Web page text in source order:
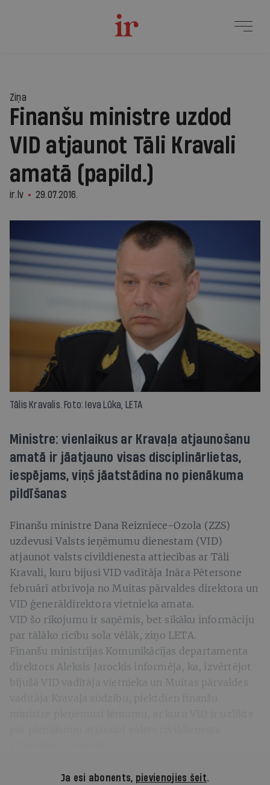
Ziņa
Finanšu ministre uzdod
VID atjaunot Tāli Kravali
amatā (papild.)
ir.lv 29.07.2016.
Tālis Kravalis. Foto: Ieva Lūka, LETA
Ministre: vienlaikus ar Kravaļa atjaunošanu
amatā ir jāatjauno visas disciplinārlietas,
iespējams, viņš jāatstādina no pienākuma
pildīšanas
Finanšu ministre Dana Reizniece-Ozola (ZZS)
uzdevusi Valsts ieņēmumu dienestam (VID)
atjaunot valsts civildienesta attiecības ar Tāli
Kravali, kuru bijusī VID vadītāja Ināra Pētersone
februārī atbrīvoja no Muitas pārvaldes direktora un
VID ģenerāldirektora vietnieka amata.
VID šo rīkojumu ir saņēmis, bet sīkāku informāciju
par tālāko rīcību sola vēlāk, ziņo LETA.
Finanšu ministrijas Komunikācijas departamenta
direktors Aleksis Jarockis informēja, ka, izvērtējot
bijušā VID vadītāja vietnieka un Muitas pārvaldes
Ja esi abonents, pievienojies šeit.